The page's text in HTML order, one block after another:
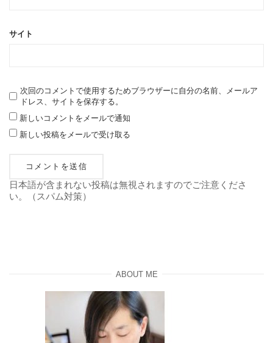
サイト
次回のコメントで使用するためブラウザーに自分の名前、メールア
ドレス、サイトを保存する。
新しいコメントをメールで通知
新しい投稿をメールで受け取る
日本語が含まれない投稿は無視されますのでご注意くださ
い。（スパム対策）
ABOUT ME